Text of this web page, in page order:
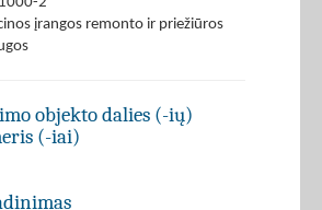
įrangos remonto ir priežiūros
objekto dalies (-ių)
(-iai)